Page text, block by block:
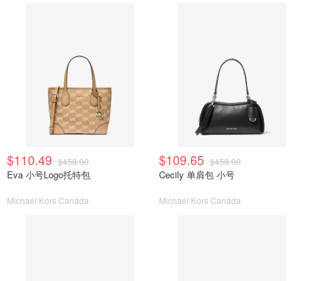
$110.49 $458.00
Eva 小号Logo托特包
Michael Kors Canada
$109.65 $458.00
Cecily 单肩包 小号
Michael Kors Canada